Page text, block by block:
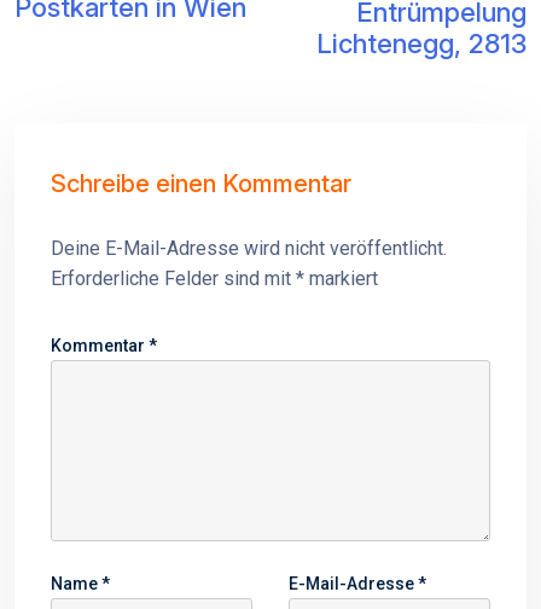
Postkarten in Wien
Entrümpelung
Lichtenegg, 2813
Schreibe einen Kommentar
Deine E-Mail-Adresse wird nicht veröffentlicht.
Erforderliche Felder sind mit * markiert
Kommentar *
Name* E-Mail-Adresse*